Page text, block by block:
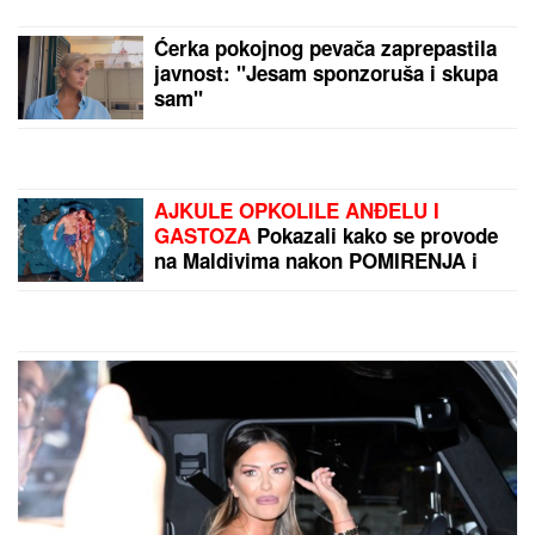
vidite u MINI BIKINIJU (FOTO)
Slavni sportista ubio ženu
Ćerka pokojnog pevača zaprepastila
javnost: "Jesam sponzoruša i skupa
sam"